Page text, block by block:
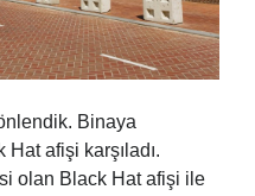
Binaya
Hat afişi karşıladı.
olan Black Hat afişi ile